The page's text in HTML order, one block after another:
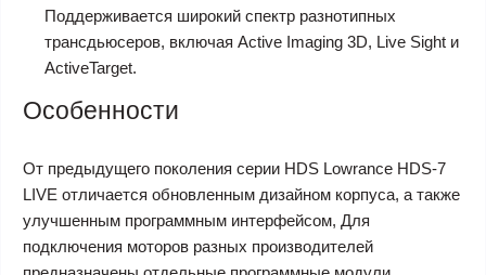
Поддерживается широкий спектр разнотипных
трансдьюсеров, включая Active Imaging 3D, Live Sight и
ActiveTarget.
Особенности
От предыдущего поколения серии HDS Lowrance HDS-7
LIVE отличается обновленным дизайном корпуса, а также
улучшенным программным интерфейсом, Для
подключения моторов разных производителей